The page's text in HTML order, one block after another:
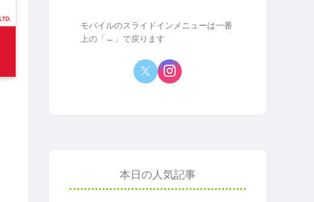
モバイルのスライドインメニューは一番
上の「←」で戻ります
本日の人気記事